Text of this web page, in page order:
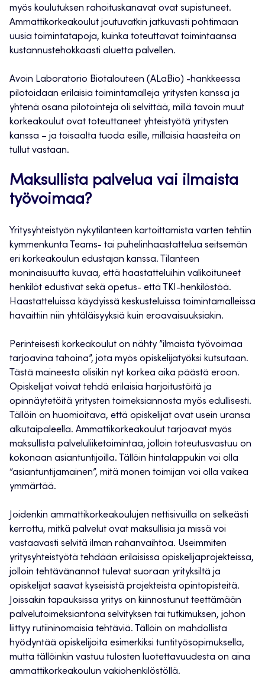
myös koulutuksen rahoituskanavat ovat supistuneet.
Ammattikorkeakoulut joutuvatkin jatkuvasti pohtimaan
uusia toimintatapoja, kuinka toteuttavat toimintaansa
kustannustehokkaasti aluetta palvellen.
Avoin Laboratorio Biotalouteen (ALaBio) -hankkeessa
pilotoidaan erilaisia toimintamalleja yritysten kanssa ja
yhtenä osana pilotointeja oli selvittää, millä tavoin muut
korkeakoulut ovat toteuttaneet yhteistyötä yritysten
kanssa – ja toisaalta tuoda esille, millaisia haasteita on
tullut vastaan.
Maksullista palvelua vai ilmaista
työvoimaa?
Yritysyhteistyön nykytilanteen kartoittamista varten tehtiin
kymmenkunta Teams- tai puhelinhaastattelua seitsemän
eri korkeakoulun edustajan kanssa. Tilanteen
moninaisuutta kuvaa, että haastatteluihin valikoituneet
henkilöt edustivat sekä opetus- että TKI-henkilöstöä.
Haastatteluissa käydyissä keskusteluissa toimintamalleissa
havaittiin niin yhtäläisyyksiä kuin eroavaisuuksiakin.
Perinteisesti korkeakoulut on nähty ”ilmaista työvoimaa
tarjoavina tahoina”, jota myös opiskelijatyöksi kutsutaan.
Tästä maineesta olisikin nyt korkea aika päästä eroon.
Opiskelijat voivat tehdä erilaisia harjoitustöitä ja
opinnäytetöitä yritysten toimeksiannosta myös edullisesti.
Tällöin on huomioitava, että opiskelijat ovat usein uransa
alkutaipaleella. Ammattikorkeakoulut tarjoavat myös
maksullista palveluliiketoimintaa, jolloin toteutusvastuu on
kokonaan asiantuntijoilla. Tällöin hintalappukin voi olla
”asiantuntijamainen”, mitä monen toimijan voi olla vaikea
ymmärtää.
Joidenkin ammattikorkeakoulujen nettisivuilla on selkeästi
kerrottu, mitkä palvelut ovat maksullisia ja missä voi
vastaavasti selvitä ilman rahanvaihtoa. Useimmiten
yritysyhteistyötä tehdään erilaisissa opiskelijaprojekteissa,
jolloin tehtävänannot tulevat suoraan yrityksiltä ja
opiskelijat saavat kyseisistä projekteista opintopisteitä.
Joissakin tapauksissa yritys on kiinnostunut teettämään
palvelutoimeksiantona selvityksen tai tutkimuksen, johon
liittyy rutiininomaisia tehtäviä. Tällöin on mahdollista
hyödyntää opiskelijoita esimerkiksi tuntityösopimuksella,
mutta tällöinkin vastuu tulosten luotettavuudesta on aina
ammattikorkeakoulun vakiohenkilöstöllä.